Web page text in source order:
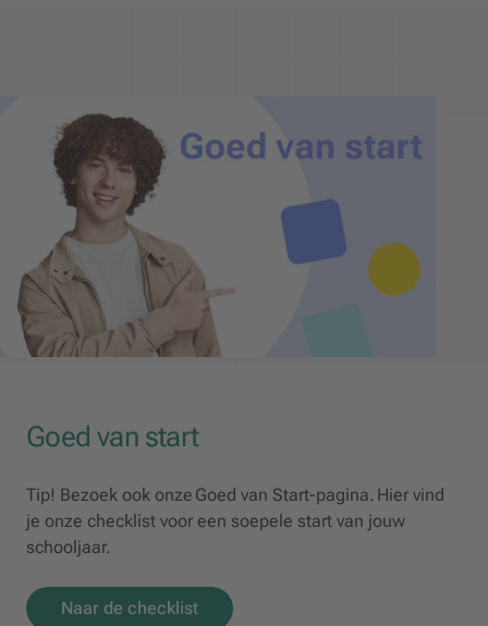
Goed van start
Tip! Bezoek ook onze Goed van Start-pagina. Hier vind
je onze checklist voor een soepele start van jouw
schooljaar.
Naar de checklist